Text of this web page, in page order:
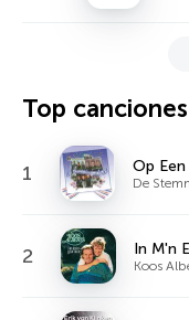
Top canciones
1 Op
De
2 In M'n
Koos